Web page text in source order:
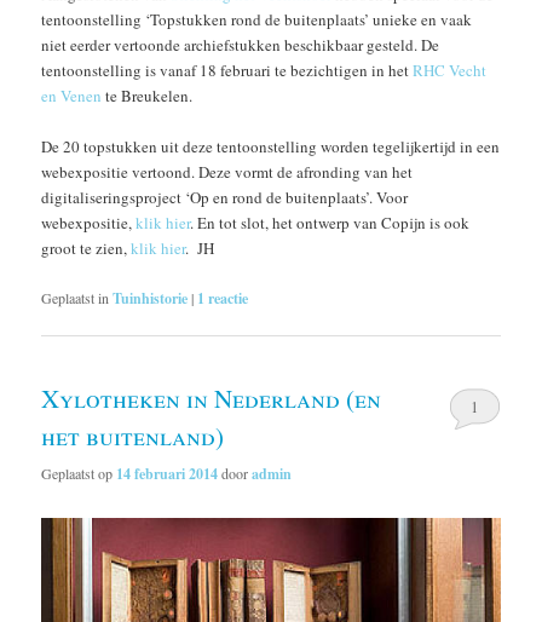
tentoonstelling ‘Topstukken rond de buitenplaats’ unieke en vaak
niet eerder vertoonde archiefstukken beschikbaar gesteld. De
tentoonstelling is vanaf 18 februari te bezichtigen in hetRHC Vecht
en Venen te Breukelen.
De 20 topstukken uit deze tentoonstelling worden tegelijkertijd in een
webexpositie vertoond. Deze vormt de afronding van het
digitaliseringsproject ‘Op en rond de buitenplaats’. Voor
webexpositie,klik hier. En tot slot, het ontwerp van Copijn is ook
groot te zien,klik hier. JH
Geplaatst in Tuinhistorie| 1 reactie
Xylotheken in Nederland (en
het buitenland)
Geplaatst op 14 februari 2014dooradmin
1